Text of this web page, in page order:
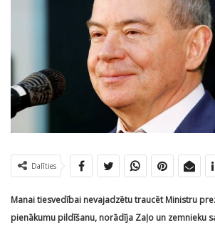
Dalīties
Manai tiesvedībai nevajadzētu traucēt Ministru
pienākumu pildīšanu, norādīja Zaļo un zemnieku